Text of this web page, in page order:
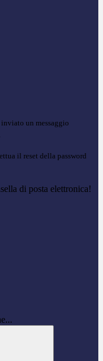
inviato un messaggio
il reset della password
di posta elettronica!